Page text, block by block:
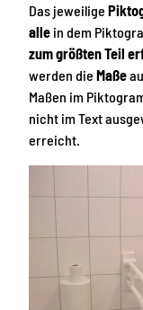
Das jeweilige
alle in dem
zum größten Teil
werden die Maße
Maßen im
nicht im Text
erreicht.